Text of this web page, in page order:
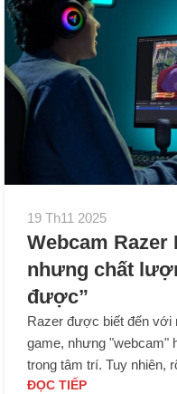
19 Th11 2025
Webcam Razer
nhưng chất
được”
Razer được biết đến với
game, nhưng "webcam"
trong tâm trí. Tuy nhiên,
ĐỌC TIẾP